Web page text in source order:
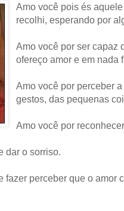
Amo você pois és
recolhi, esperando por
Amo você por ser capaz
ofereço amor e em nada
Amo você por perceber
gestos, das pequenas
Amo você por
dar o sorriso.
fazer perceber que o amor